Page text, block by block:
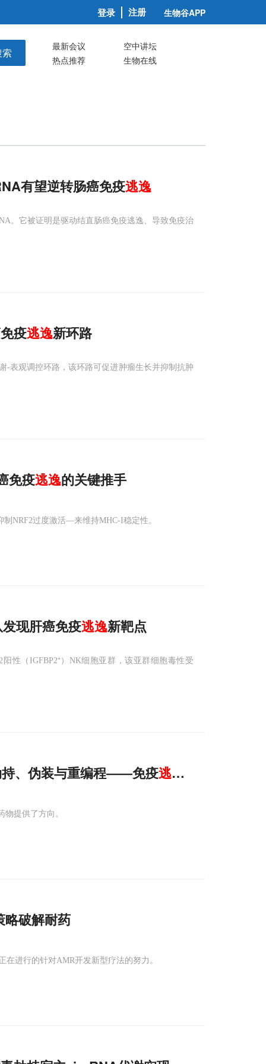
登录 注册 生物谷APP
最新会议
空中讲坛
热点推荐
生物在线
有望逆转肠癌免疫逃逸
。它被证明是驱动结直肠癌免疫逃逸、导致免疫治
疫逃逸新环路
‑表观调控环路，该环路可促进肿瘤生长并抑制抗肿
免疫逃逸的关键推手
NRF2过度激活—来维持MHC-I稳定性。
现肝癌免疫逃逸新靶点
性（IGFBP2⁺）NK细胞亚群，该亚群细胞毒性受
持、伪装与重编程——免疫逃逸
提供了方向。
破解耐药
进行的针对AMR开发新型疗法的努力。